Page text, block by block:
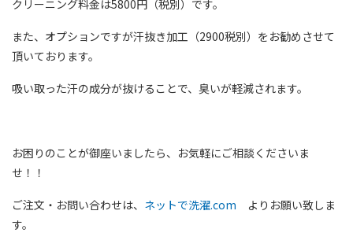
クリーニング料金は5800円（税別）です。
また、オプションですが汗抜き加工（2900税別）をお勧めさせて
頂いております。
吸い取った汗の成分が抜けることで、臭いが軽減されます。
お困りのことが御座いましたら、お気軽にご相談くださいま
せ！！
ご注文・お問い合わせは、 ネットで洗濯.com よりお願い致しま
す。